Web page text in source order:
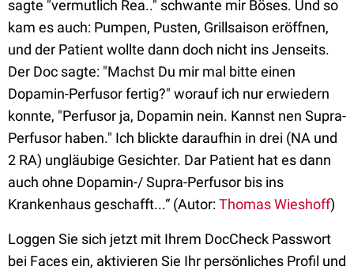
sagte "vermutlich Rea.." schwante mir Böses. Und so
kam es auch: Pumpen, Pusten, Grillsaison eröffnen,
und der Patient wollte dann doch nicht ins Jenseits.
Der Doc sagte: "Machst Du mir mal bitte einen
Dopamin-Perfusor fertig?" worauf ich nur erwiedern
konnte, "Perfusor ja, Dopamin nein. Kannst nen Supra-
Perfusor haben." Ich blickte daraufhin in drei (NA und
2 RA) ungläubige Gesichter. Dar Patient hat es dann
auch ohne Dopamin-/ Supra-Perfusor bis ins
Krankenhaus geschafft...“ (Autor:Thomas Wieshoff)
Loggen Sie sich jetzt mit Ihrem DocCheck Passwort
bei Faces ein, aktivieren Sie Ihr persönliches Profil und